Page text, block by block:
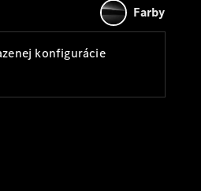
modely
Farby
konfigurácie